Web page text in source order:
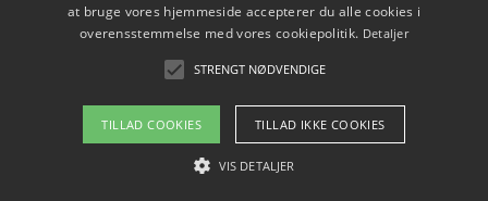
Køb produkter i danske webshops for at spare på
transport og nedbringe CO2-udledning
Copyright 2026 - Pilanto Aps
Om / kontakt
at bruge vores hjemmeside accepterer du alle cookies i
overensstemmelse med vores cookiepolitik. Detaljer
STRENGT NØDVENDIGE
TILLAD COOKIES TILLAD IKKE COOKIES
VIS DETALJER